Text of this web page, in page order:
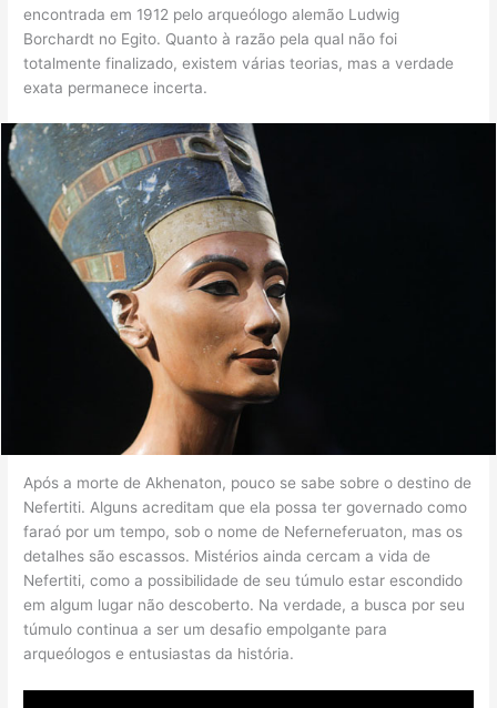
encontrada em 1912 pelo arqueólogo alemão Ludwig
Borchardt no Egito. Quanto à razão pela qual não foi
totalmente finalizado, existem várias teorias, mas a verdade
exata permanece incerta.
Após a morte de Akhenaton, pouco se sabe sobre o destino de
Nefertiti. Alguns acreditam que ela possa ter governado como
faraó por um tempo, sob o nome de Neferneferuaton, mas os
detalhes são escassos. Mistérios ainda cercam a vida de
Nefertiti, como a possibilidade de seu túmulo estar escondido
em algum lugar não descoberto. Na verdade, a busca por seu
túmulo continua a ser um desafio empolgante para
arqueólogos e entusiastas da história.